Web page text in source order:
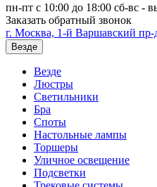
пн-пт с 10:00 до 18:00 сб-вс -
Заказать обратный звонок
г. Москва, 1-й Варшавский пр-
Везде
Везде
Люстры
Светильники
Бра
Споты
Настольные лампы
Торшеры
Уличное освещение
Подсветки